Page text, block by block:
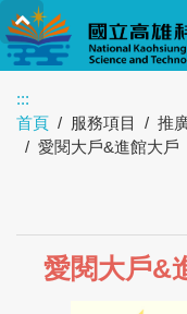
教職員 學生
:::
首頁
服務項目 推
愛閱大戶&進館大戶
愛閱大戶&